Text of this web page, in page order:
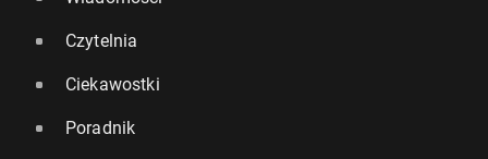
Czytelnia
Ciekawostki
Poradnik